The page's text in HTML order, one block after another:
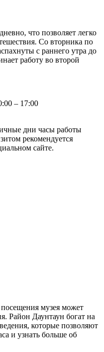
что позволяет легко
Со вторника по
с раннего утра до
работу во второй
– 17:00
дни часы работы
рекомендуется
сайте.
музея может
Район Даунтаун богат на
которые позволяют
и узнать больше об